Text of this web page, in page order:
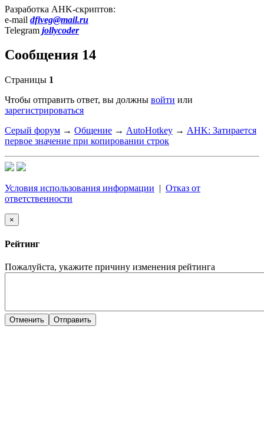
Разработка AHK-скриптов:
e-mail dfiveg@mail.ru
Telegram jollycoder
Сообщения 14
Страницы 1
Чтобы отправить ответ, вы должны войти или
зарегистрироваться
Серый форум → Общение → AutoHotkey → AHK: Затирается
первое значение при копировании строк
Условия использования информации | Отказ от
ответственности
×
Рейтинг
Пожалуйста, укажите причину изменения рейтинга
Отменить Отправить